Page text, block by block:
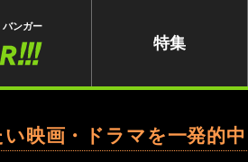
バンガー
特集
映画・ドラマを一発的中